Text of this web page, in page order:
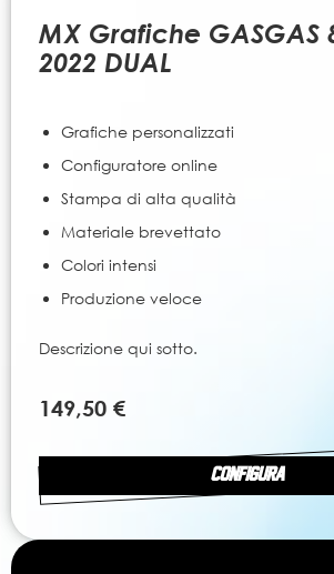
MX Grafiche GASGAS
2022 DUAL
Grafiche personalizzati
Configuratore online
Stampa di alta qualità
Materiale brevettato
Colori intensi
Produzione veloce
Descrizione qui sotto.
CONFIGURA
149,50 €
della
galleria